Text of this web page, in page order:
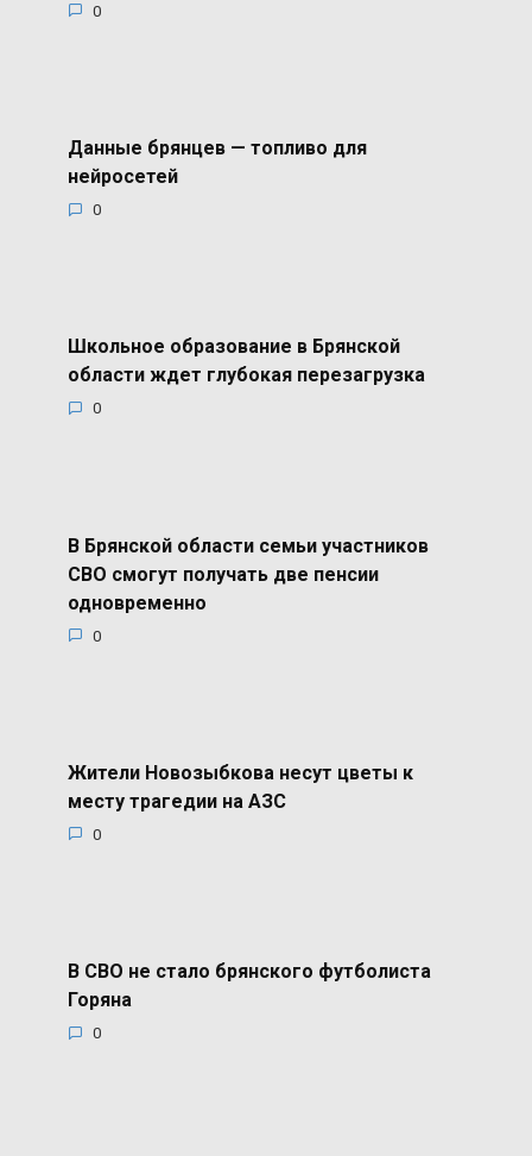
0
Данные брянцев — топливо для
нейросетей
0
Школьное образование в Брянской
области ждет глубокая перезагрузка
0
В Брянской области семьи участников
СВО смогут получать две пенсии
одновременно
0
Жители Новозыбкова несут цветы к
месту трагедии на АЗС
0
В СВО не стало брянского футболиста
Горяна
0